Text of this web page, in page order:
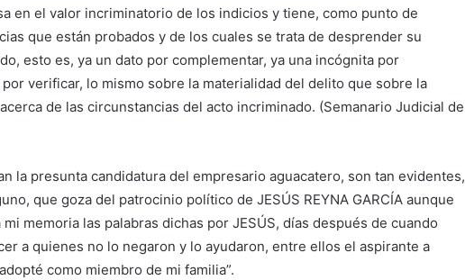
en el valor incriminatorio de los indicios y tiene, como punto de
que están probados y de los cuales se trata de desprender su
esto es, ya un dato por complementar, ya una incógnita por
verificar, lo mismo sobre la materialidad del delito que sobre la
de las circunstancias del acto incriminado. (Semanario Judicial de
la presunta candidatura del empresario aguacatero, son tan evidentes,
que goza del patrocinio político de JESÚS REYNA GARCÍA aunque
memoria las palabras dichas por JESÚS, días después de cuando
a quienes no lo negaron y lo ayudaron, entre ellos el aspirante a
como miembro de mi familia”.